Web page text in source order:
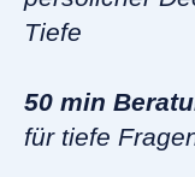
Tiefe
50 min
für tiefe